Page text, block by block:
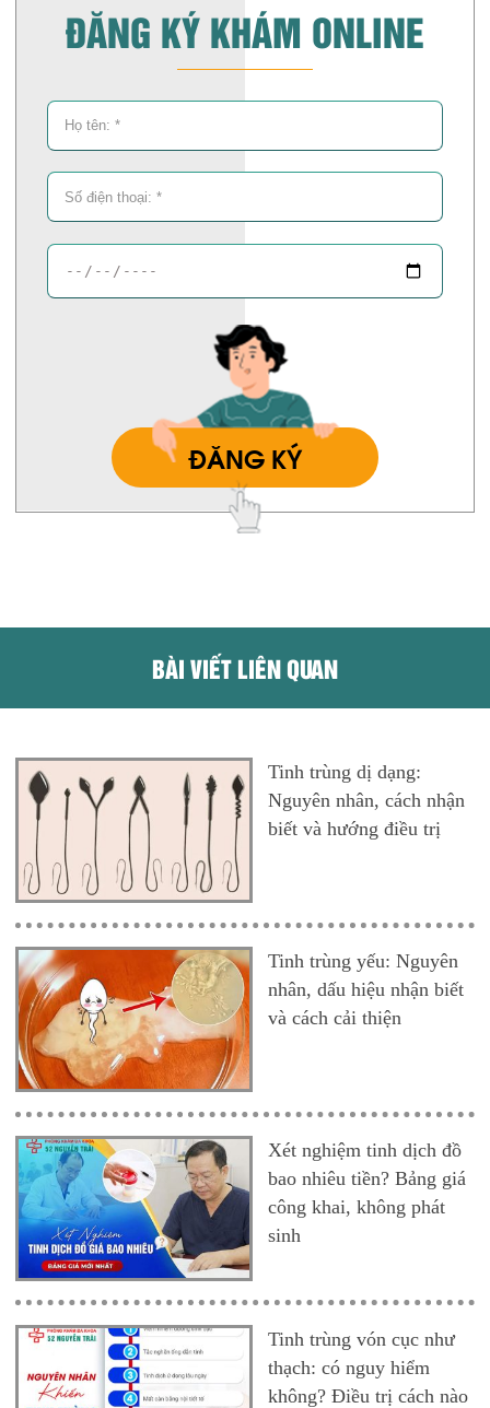
ĐĂNG KÝ KHÁM ONLINE
ĐĂNG KÝ
BÀI VIẾT LIÊN QUAN
Tinh trùng dị dạng:
Nguyên nhân, cách nhận
biết và hướng điều trị
Tinh trùng yếu: Nguyên
nhân, dấu hiệu nhận biết
và cách cải thiện
Xét nghiệm tinh dịch đồ
bao nhiêu tiền? Bảng giá
công khai, không phát
sinh
Tinh trùng vón cục như
thạch: có nguy hiểm
không? Điều trị cách nào